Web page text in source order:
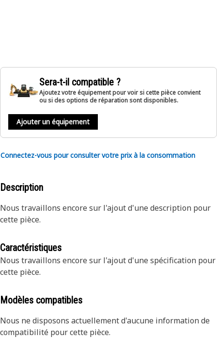
Sera-t-il compatible ?
Ajoutez votre équipement pour voir si cette pièce convient
ou si des options de réparation sont disponibles.
Ajouter un équipement
Connectez-vous pour consulter votre prix à la consommation
Description
Nous travaillons encore sur l'ajout d'une description pour
cette pièce.
Caractéristiques
Nous travaillons encore sur l'ajout d'une spécification pour
cette pièce.
Modèles compatibles
Nous ne disposons actuellement d'aucune information de
compatibilité pour cette pièce.